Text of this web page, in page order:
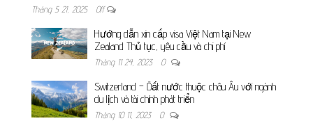
Tháng 5 21, 2025 Off
Hướng dẫn xin cấp visa Việt Nam tại New
Zealand Thủ tục, yêu cầu và chi phí
Tháng 11 24, 2023 0
Switzerland – Đất nước thuộc châu Âu với ngành
du lịch và tài chính phát triển
Tháng 10 11, 2023 0